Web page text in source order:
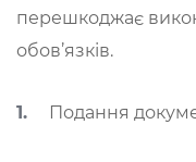
перешкоджає
обов’язків.
Подання